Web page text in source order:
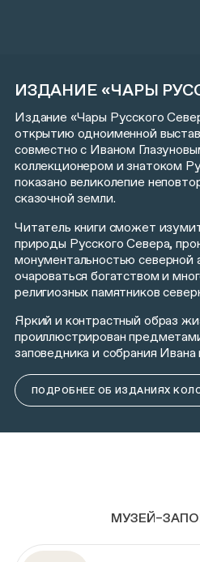
ИЗДАНИЕ «ЧАРЫ
Издание «Чары Русского
открытию одноименной
совместно с Иваном
коллекционером и знатоком
показано великолепие
сказочной земли.
Читатель книги сможет
природы Русского Севера,
монументальностью северной
очароваться богатством и
религиозных памятников
Яркий и контрастный образ
проиллюстрирован
заповедника и собрания
ПОДРОБНЕЕ ОБ ИЗДАНИЯХ